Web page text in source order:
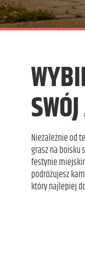
Niezależnie od
grasz na boisku
festynie
podróżujesz
który najlepiej